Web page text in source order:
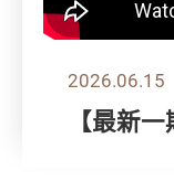
2026.06.15
【最新